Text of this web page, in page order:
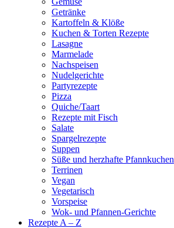
Getränke
Kartoffeln & Klöße
Kuchen & Torten Rezepte
Lasagne
Marmelade
Nachspeisen
Nudelgerichte
Partyrezepte
Pizza
Quiche/Taart
Rezepte mit Fisch
Salate
Spargelrezepte
Suppen
Süße und herzhafte Pfannkuchen
Terrinen
Vegan
Vegetarisch
Vorspeise
Wok- und Pfannen-Gerichte
Rezepte A – Z